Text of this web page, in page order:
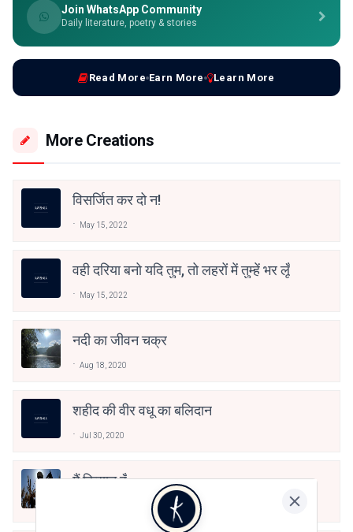
Join WhatsApp Community
Daily literature, poetry & stories
Read More Earn More Learn More
More Creations
विसर्जित कर दो न!
May 15, 2022
वही दरिया बनो यदि तुम, तो लहरों में तुम्हें भर लूँ
May 15, 2022
नदी का जीवन चक्र
Aug 18, 2020
शहीद की वीर वधू का बलिदान
Jul 30, 2020
मैं किसान हूँ